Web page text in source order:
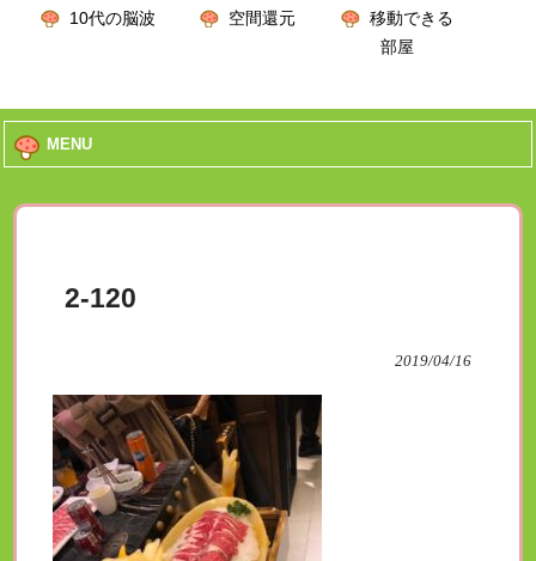
10代の脳波
空間還元
移動できる
部屋
MENU
2-120
2019/04/16